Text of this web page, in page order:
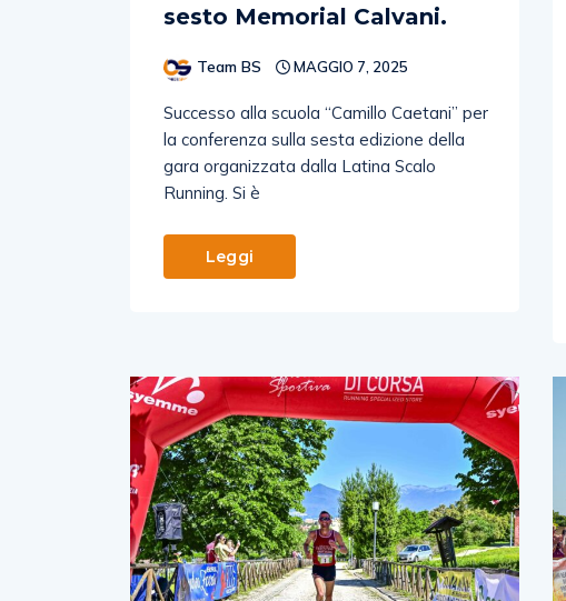
sesto Memorial Calvani.
Team BS MAGGIO 7, 2025
Successo alla scuola “Camillo Caetani” per
la conferenza sulla sesta edizione della
gara organizzata dalla Latina Scalo
Running. Si è
Leggi